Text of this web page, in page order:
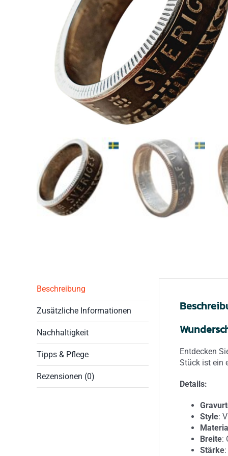
Beschreibung
Zusätzliche Informationen
Nachhaltigkeit
Tipps & Pflege
Rezensionen (0)
Entdecken
Stück ist ein
Details:
Style:
Breite:
Stärke